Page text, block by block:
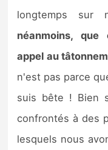
longtemps sur
néanmoins,
appel au
n'est pas parce
suis bête ! Bien
confrontés à des
lesquels nous